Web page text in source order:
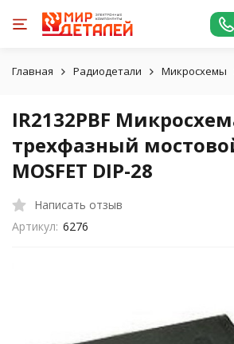
Главная Радиодетали Микросхемы
IR2132PBF
трехфазный
MOSFET DIP-28
Написать отзыв
Артикул: 6276